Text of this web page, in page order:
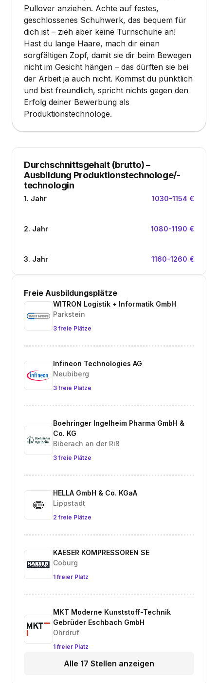
Pullover anziehen. Achte auf festes,
geschlossenes Schuhwerk, das bequem für
dich ist – zieh aber keine Turnschuhe an!
Hast du lange Haare, mach dir einen
sorgfältigen Zopf, damit sie dir beim Bewegen
nicht im Gesicht hängen – das dürften sie bei
der Arbeit ja auch nicht. Kommst du pünktlich
und bist freundlich, spricht nichts gegen den
Erfolg deiner Bewerbung als
Produktionstechnologe.
Durchschnittsgehalt (brutto)–
Ausbildung Produktionstechnologe/-
technologin
1. Jahr 1030-1154 €
2. Jahr 1080-1190 €
3. Jahr 1160-1260 €
Freie Ausbildungsplätze
WITRON Logistik + Informatik GmbH
Parkstein
3 freie Plätze
Infineon Technologies AG
Neubiberg
3 freie Plätze
Boehringer Ingelheim Pharma GmbH &
Co. KG
Biberach an der Riß
3 freie Plätze
HELLA GmbH & Co. KGaA
Lippstadt
2 freie Plätze
KAESER KOMPRESSOREN SE
Coburg
1 freier Platz
MKT Moderne Kunststoff-Technik
Gebrüder Eschbach GmbH
Ohrdruf
1 freier Platz
Alle 17 Stellen anzeigen